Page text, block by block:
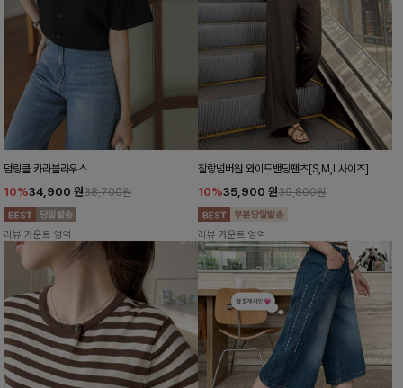
덤링클 카라블라우스
10%34,900 원38,700원
리뷰 카운트 영역
찰랑넘버원 와이드밴딩팬츠[S,M,L사이즈]
10%35,900 원39,800원
리뷰 카운트 영역